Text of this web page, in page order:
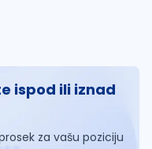
ispod ili iznad
za vašu poziciju